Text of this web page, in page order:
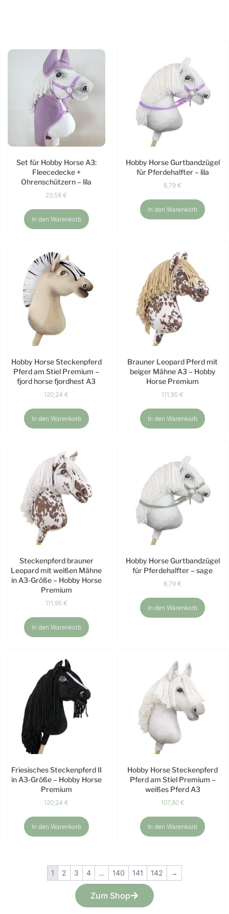
Set für Hobby Horse A3:
Fleecedecke +
Ohrenschützern – lila
23,58€
In den Warenkorb
Hobby Horse Gurtbandzügel
für Pferdehalfter – lila
8,79€
In den Warenkorb
Hobby Horse Steckenpferd
Pferd am Stiel Premium –
fjord horse fjordhest A3
120,24€
In den Warenkorb
Brauner Leopard Pferd mit
beiger Mähne A3 – Hobby
Horse Premium
111,95€
In den Warenkorb
Steckenpferd brauner
Leopard mit weißen Mähne
in A3-Größe – Hobby Horse
Premium
111,95 €
In den Warenkorb
Hobby Horse Gurtbandzügel
für Pferdehalfter – sage
8,79€
In den Warenkorb
Friesisches Steckenpferd II
in A3-Größe – Hobby Horse
Premium
120,24€
In den Warenkorb
Hobby Horse Steckenpferd
Pferd am Stiel Premium –
weißes Pferd A3
107,80 €
In den Warenkorb
1 2 3 4 … 140 141 142 →
Zum Shop